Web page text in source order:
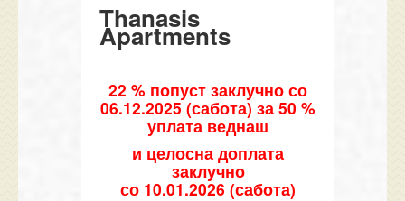
Thanasis
Apartments
22 % попуст заклучно со
06.12.2025(сабота) за 50 %
уплата веднаш
и целосна доплата
заклучно
со 10.01.2026 (сабота)